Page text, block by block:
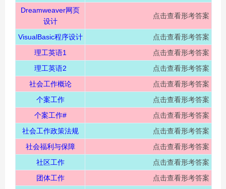
Dreamweaver网页
设计
点击查看形考答案
VisualBasic程序设计
点击查看形考答案
理工英语1
点击查看形考答案
理工英语2
点击查看形考答案
社会工作概论
点击查看形考答案
个案工作
点击查看形考答案
个案工作#
点击查看形考答案
社会工作政策法规
点击查看形考答案
社会福利与保障
点击查看形考答案
社区工作
点击查看形考答案
团体工作
点击查看形考答案